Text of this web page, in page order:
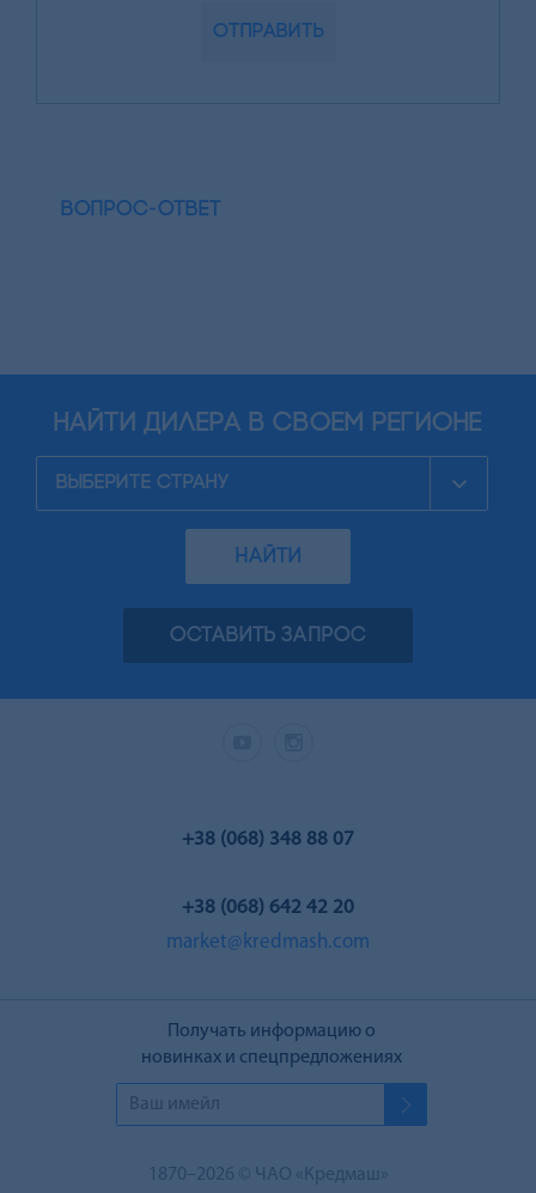
Отправить
ВОПРОС-ОТВЕТ
найти дилера в своем регионе
НАЙТИ
ОСТАВИТЬ ЗАПРОС
+38 (068) 348 88 07
+38 (068) 642 42 20
market@kredmash.com
1870–2026 © ЧАО «Кредмаш»
Получать информацию о
новинках и спецпредложениях